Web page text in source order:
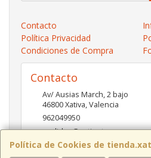
Política de Cookies de
Contacto
Política Privacidad
Condiciones de Compra
Contacto
Av/ Ausias March, 2 bajo
46800Xativa,Valencia
962049950
pedidos@xatinet.com